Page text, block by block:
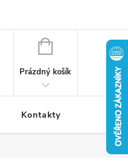
NÁKUPNÍ
Prázdný košík
Kontakty